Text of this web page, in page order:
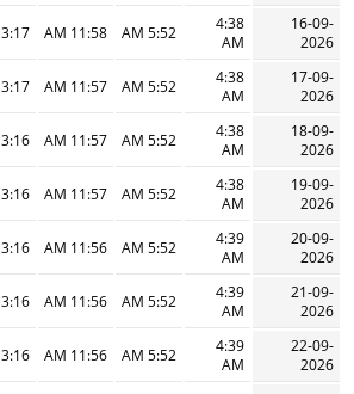
16-09-
2026
4:38
AM
5:52 AM
11:58 AM
3:17 PM
17-09-
2026
4:38
AM
5:52 AM
11:57 AM
3:17 PM
18-09-
2026
4:38
AM
5:52 AM
11:57 AM
3:16 PM
19-09-
2026
4:38
AM
5:52 AM
11:57 AM
3:16 PM
20-09-
2026
4:39
AM
5:52 AM
11:56 AM
3:16 PM
21-09-
2026
4:39
AM
5:52 AM
11:56 AM
3:16 PM
22-09-
2026
4:39
AM
5:52 AM
11:56 AM
3:16 PM